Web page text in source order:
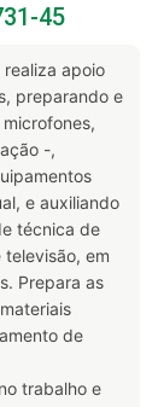
45
realiza apoio
preparando e
-,
e auxiliando
técnica de
em
Prepara as
de
trabalho e